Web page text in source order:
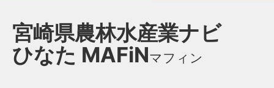
宮崎県農林水産業ナビ
ひなた MAFiNマフィン